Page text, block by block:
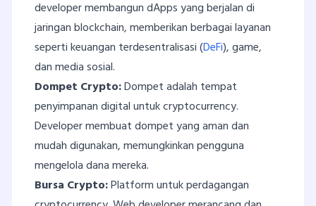
developer membangun dApps yang berjalan di
jaringan blockchain, memberikan berbagai layanan
seperti keuangan terdesentralisasi (DeFi), game,
dan media sosial.
Dompet Crypto:Dompet adalah tempat
penyimpanan digital untuk cryptocurrency.
Developer membuat dompet yang aman dan
mudah digunakan, memungkinkan pengguna
mengelola dana mereka.
Bursa Crypto:Platform untuk perdagangan